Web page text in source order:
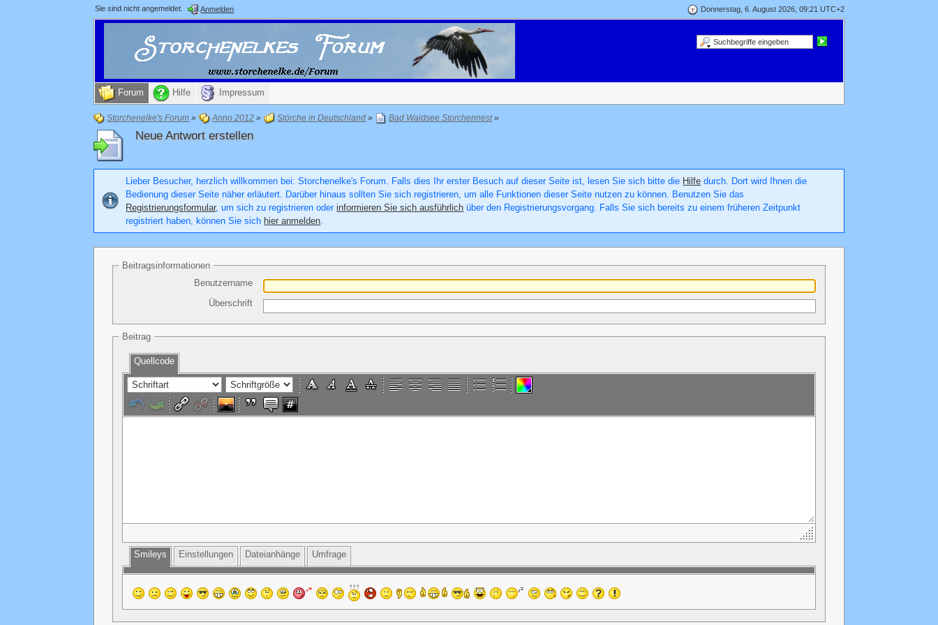
Donnerstag, 6. August 2026, 09:21 UTC+2
Sie sind nicht angemeldet. Anmelden
Forum Hilfe Impressum
Storchenelke's Forum » Anno 2012 » Störche in Deutschland » Bad Waldsee Storchennest»
Neue Antwort erstellen
Lieber Besucher, herzlich willkommen bei: Storchenelke's Forum. Falls dies Ihr erster Besuch auf dieser Seite ist, lesen Sie sich bitte die Hilfe durch. Dort wird Ihnen die
Bedienung dieser Seite näher erläutert. Darüber hinaus sollten Sie sich registrieren, um alle Funktionen dieser Seite nutzen zu können. Benutzen Sie das
Registrierungsformular, um sich zu registrieren oderinformieren Sie sich ausführlich über den Registrierungsvorgang. Falls Sie sich bereits zu einem früheren Zeitpunkt
registriert haben, können Sie sich hier anmelden.
Beitragsinformationen
Benutzername
Überschrift
Beitrag
Quellcode
Smileys Einstellungen Dateianhänge Umfrage